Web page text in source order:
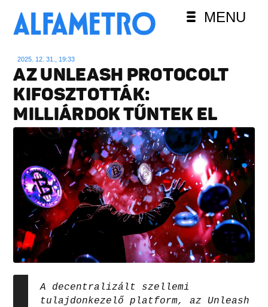
MENU
2025. 12. 31., 19:33
AZ UNLEASH PROTOCOLT
KIFOSZTOTTÁK:
MILLIÁRDOK TŰNTEK EL
A decentralizált szellemi
tulajdonkezelő platform, az Unleash